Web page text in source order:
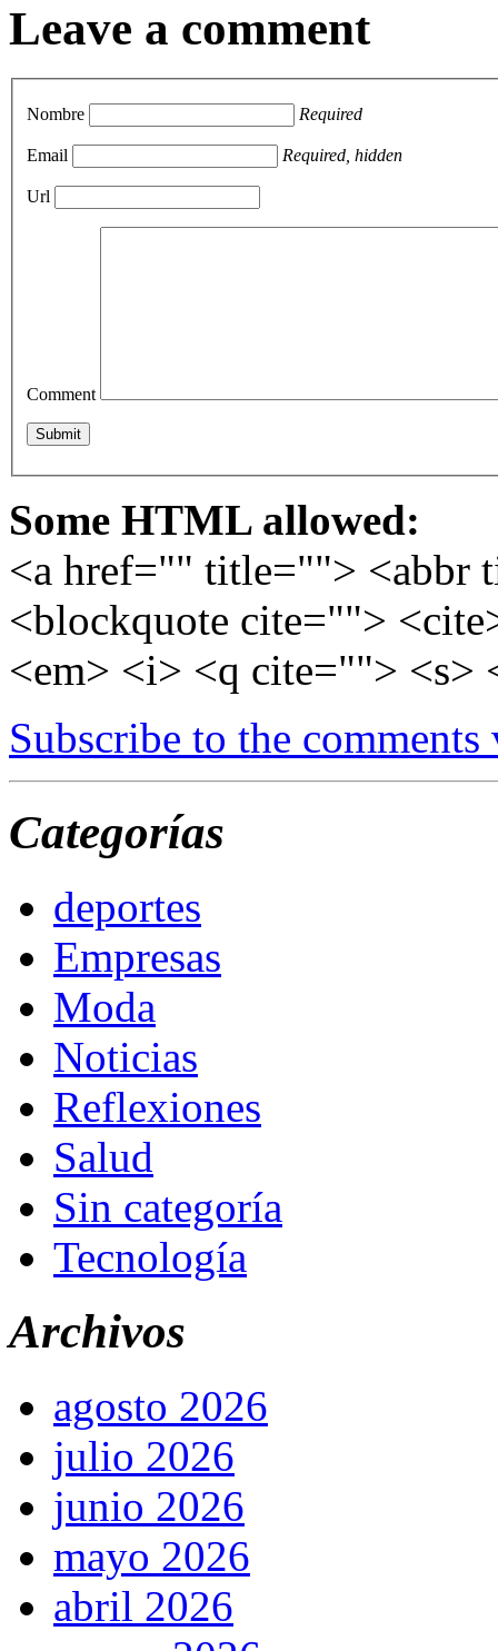
Leave a comment
Nombre Required
Email Required, hidden
Url
Comment
Some HTML allowed:
<a href="" title=""> <abbr
<blockquote cite="">
<em> <i> <q cite=""> <s>
Subscribe to the comments
Categorías
deportes
Empresas
Moda
Noticias
Reflexiones
Salud
Sin categoría
Tecnología
Archivos
agosto 2026
julio 2026
junio 2026
mayo 2026
abril 2026